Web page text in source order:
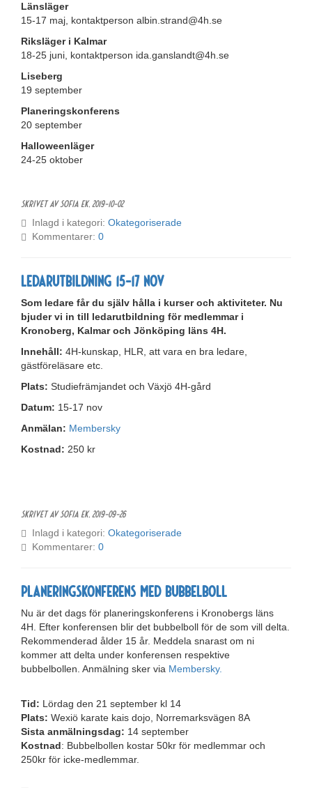
Länsläger
15-17 maj, kontaktperson albin.strand@4h.se
Riksläger i Kalmar
18-25 juni, kontaktperson ida.ganslandt@4h.se
Liseberg
19 september
Planeringskonferens
20 september
Halloweenläger
24-25 oktober
Skrivet av Sofia Ek,2019-10-02
Inlagd i kategori: Okategoriserade
Kommentarer: 0
Ledarutbildning 15-17 nov
Som ledare får du själv hålla i kurser och aktiviteter. Nu
bjuder vi in till ledarutbildning för medlemmar i
Kronoberg, Kalmar och Jönköping läns 4H.
Innehåll: 4H-kunskap, HLR, att vara en bra ledare,
gästföreläsare etc.
Plats: Studiefrämjandet och Växjö 4H-gård
Datum: 15-17 nov
Anmälan: Membersky
Kostnad: 250 kr
Skrivet av Sofia Ek,2019-09-26
Inlagd i kategori: Okategoriserade
Kommentarer: 0
Planeringskonferens med bubbelboll
Nu är det dags för planeringskonferens i Kronobergs läns
4H. Efter konferensen blir det bubbelboll för de som vill delta.
Rekommenderad ålder 15 år. Meddela snarast om ni
kommer att delta under konferensen respektive
bubbelbollen. Anmälning sker via Membersky.
Tid: Lördag den 21 september kl 14
Plats: Wexiö karate kais dojo, Norremarksvägen 8A
Sista anmälningsdag: 14 september
Kostnad: Bubbelbollen kostar 50kr för medlemmar och
250kr för icke-medlemmar.